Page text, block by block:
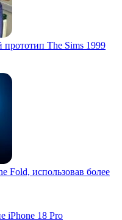
The Sims 1999
Fold, использовав более
iPhone 18 Pro